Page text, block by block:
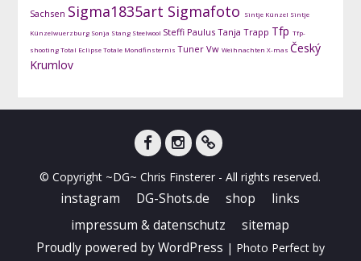
Sachsen Sigma1835art Sigmafoto Sintje Künzel Sintje
Künzelwuerzburg Sonja Stang Steelwool Steffi Paulus Tanja Trapp Tfp Tfp-
shootingTotal EclipseTotale Mondfinsternis Tuner Vw Weihnachten X-mas Český
Krumlov
Shots
© Copyright ~DG~ Chris Finsterer - All rights reserved.
instagram DG-Shots.de shop
links
impressum & datenschutz
sitemap
Proudly powered by WordPress | Photo Perfect by